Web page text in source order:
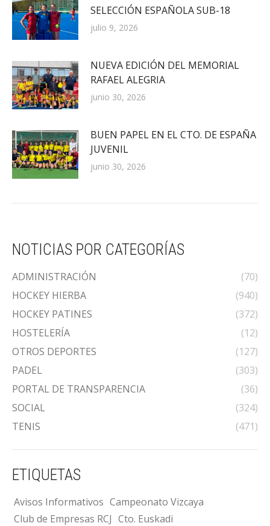
SELECCIÓN ESPAÑOLA SUB-18
julio 9, 2026
NUEVA EDICIÓN DEL MEMORIAL
RAFAEL ALEGRIA
junio 30, 2026
BUEN PAPEL EN EL CTO. DE ESPAÑA
JUVENIL
junio 30, 2026
NOTICIAS POR CATEGORÍAS
ADMINISTRACIÓN
(70)
HOCKEY HIERBA
(940)
HOCKEY PATINES
(372)
HOSTELERÍA
(12)
OTROS DEPORTES
(127)
PADEL
(303)
PORTAL DE TRANSPARENCIA
(36)
SOCIAL
(324)
TENIS
(471)
ETIQUETAS
Avisos Informativos Campeonato Vizcaya
Club de Empresas RCJ Cto. Euskadi